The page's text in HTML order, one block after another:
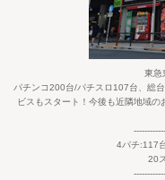
東急
パチンコ200台/パチスロ107台、総
ビスもスタート！今後も近隣地域
4パチ:117
20